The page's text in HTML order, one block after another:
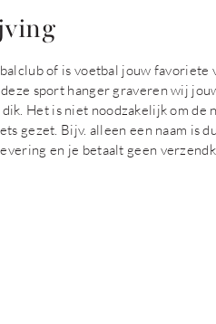
of is voetbal jouw
sport hanger graveren wij
Het is niet noodzakelijk om
gezet. Bijv. alleen een naam is
en je betaalt geen